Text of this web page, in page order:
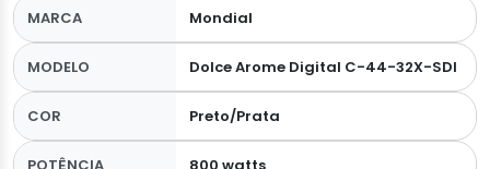
MARCA Mondial
MODELO Dolce Arome Digital C-44-32X-SDI
COR Preto/Prata